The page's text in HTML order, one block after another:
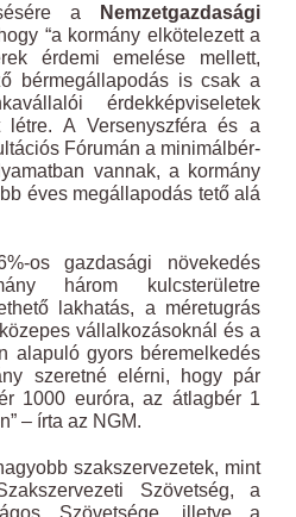
a
Nemzetgazdasági
“a kormány elkötelezett a
érdemi emelése mellett,
bérmegállapodás is csak a
érdekképviseletek
létre. A Versenyszféra és a
Fórumán a minimálbér-
vannak, a kormány
éves megállapodás tető alá
os gazdasági növekedés
három kulcsterületre
lakhatás, a méretugrás
vállalkozásoknál és a
alapuló gyors béremelkedés
szeretné elérni, hogy pár
1000 euróra, az átlagbér 1
– írta az NGM.
szakszervezetek, mint
Szövetség, a
Szövetsége, illetve a